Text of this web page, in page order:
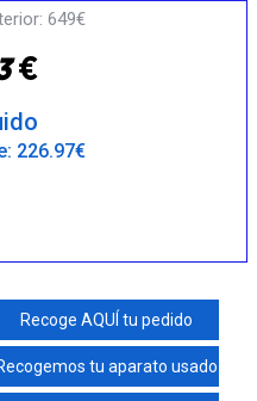
649€
€
226.97€
Recoge AQUÍ tu pedido
tu aparato usado